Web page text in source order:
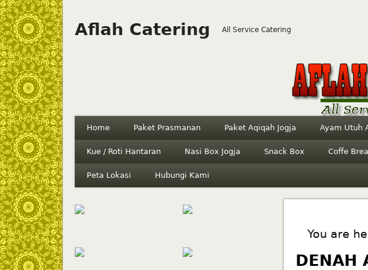
Aflah Catering All Service Catering
Home Paket Prasmanan Paket Aqiqah Jogja Ayam Utuh
Kue / Roti Hantaran Nasi Box Jogja Snack Box Coffe
Peta Lokasi Hubungi Kami
You are
DENAH